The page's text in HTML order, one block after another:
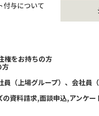
付与について
権をお持ちの方
方
（上場グループ）、会社員
資料請求,面談申込,アンケ